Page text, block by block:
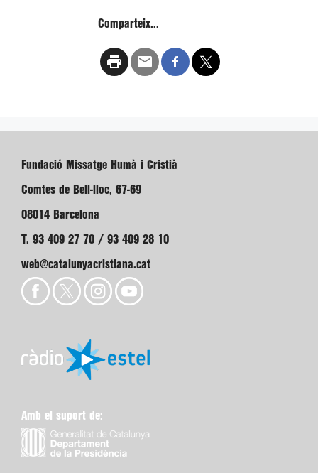
Comparteix...
Fundació Missatge Humà i Cristià
Comtes de Bell-lloc, 67-69
08014 Barcelona
T. 93 409 27 70 / 93 409 28 10
web@catalunyacristiana.cat
Amb el suport de: